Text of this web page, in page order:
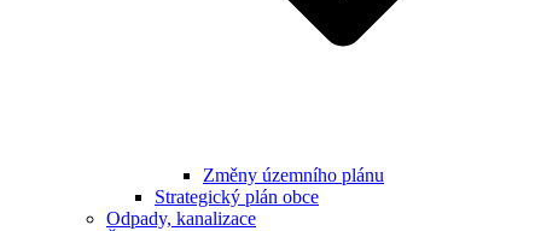
Změny územního plánu
Strategický plán obce
Odpady, kanalizace